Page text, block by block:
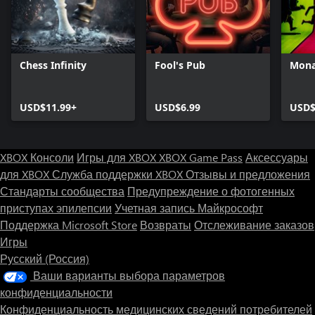
Chess Infinity
USD$11.99+
Fool's Pub
USD$6.99
XBOX Консоли Игры для XBOXXBOX Game Pass Аксессуары
для XBOXСлужба поддержки XBOXОтзывы и предложения
Стандарты сообщества Предупреждение о фотогенных
приступах эпилепсии Учетная запись Майкрософт
Поддержка Microsoft Store Возвраты Отслеживание заказов
Игры
Русский (Россия)
Ваши варианты выбора параметров
конфиденциальности
Конфиденциальность медицинских сведений потребителей